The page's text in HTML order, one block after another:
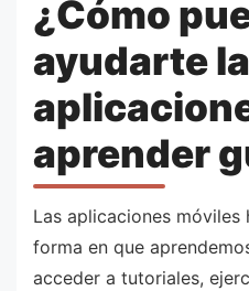
¿Cómo
ayudarte
aprender
Las aplicaciones móviles
forma en que
acceder a tutoriales,